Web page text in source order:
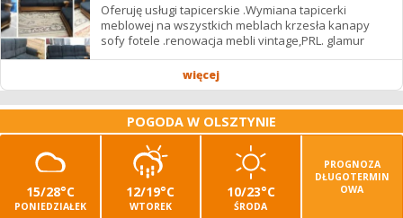
Oferuję usługi tapicerskie .Wymiana tapicerki
meblowej na wszystkich meblach krzesła kanapy
sofy fotele .renowacja mebli vintage,PRL. glamur
więcej
POGODA W OLSZTYNIE
15/28°C
PONIEDZIAŁEK
12/19°C
WTOREK
10/23°C
ŚRODA
PROGNOZA
DŁUGOTERMIN
OWA